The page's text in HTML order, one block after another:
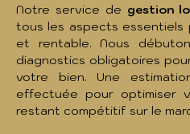
Notre service de gestion
tous les aspects essentiels
et rentable. Nous
diagnostics obligatoires
votre bien. Une
effectuée pour optimiser
restant compétitif sur le